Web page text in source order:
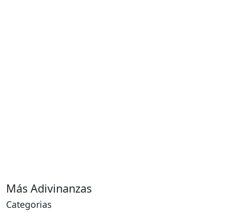
Más Adivinanzas
Categorias